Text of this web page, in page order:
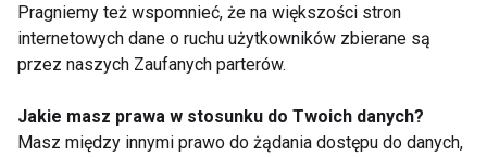
Pokaż więcej
Pragniemy też wspomnieć, że na większości stron
internetowych dane o ruchu użytkowników zbierane są
przez naszych Zaufanych parterów.
Jakie masz prawa w stosunku do Twoich danych?
Masz między innymi prawo do żądania dostępu do danych,